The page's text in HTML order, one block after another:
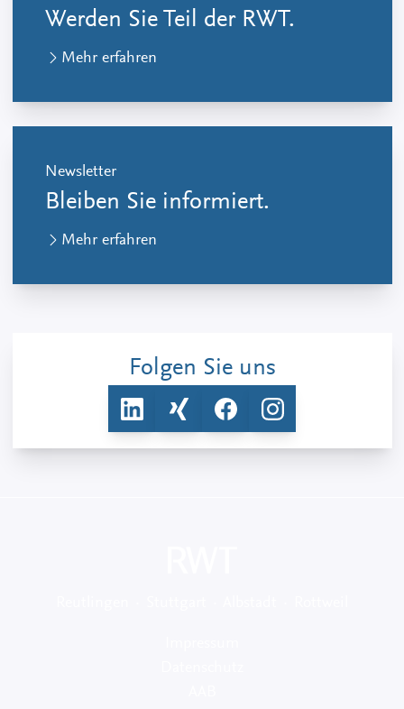
Werden Sie Teil der RWT.
Mehr erfahren
Newsletter
Bleiben Sie informiert.
Mehr erfahren
Folgen Sie uns